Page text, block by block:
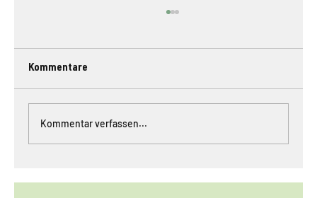
Kommentare
Kommentar verfassen...